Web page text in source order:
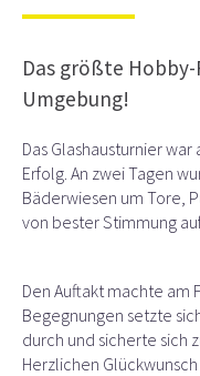
Das größte
Umgebung!
Das Glashausturnier
Erfolg. An zwei Tagen
Bäderwiesen um Tore,
von bester Stimmung
Den Auftakt machte am
Begegnungen setzte
durch und sicherte sich
Herzlichen